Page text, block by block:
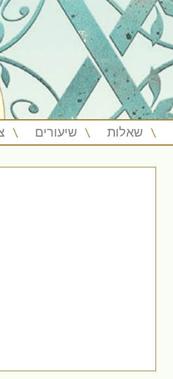
שאלות שיעורים